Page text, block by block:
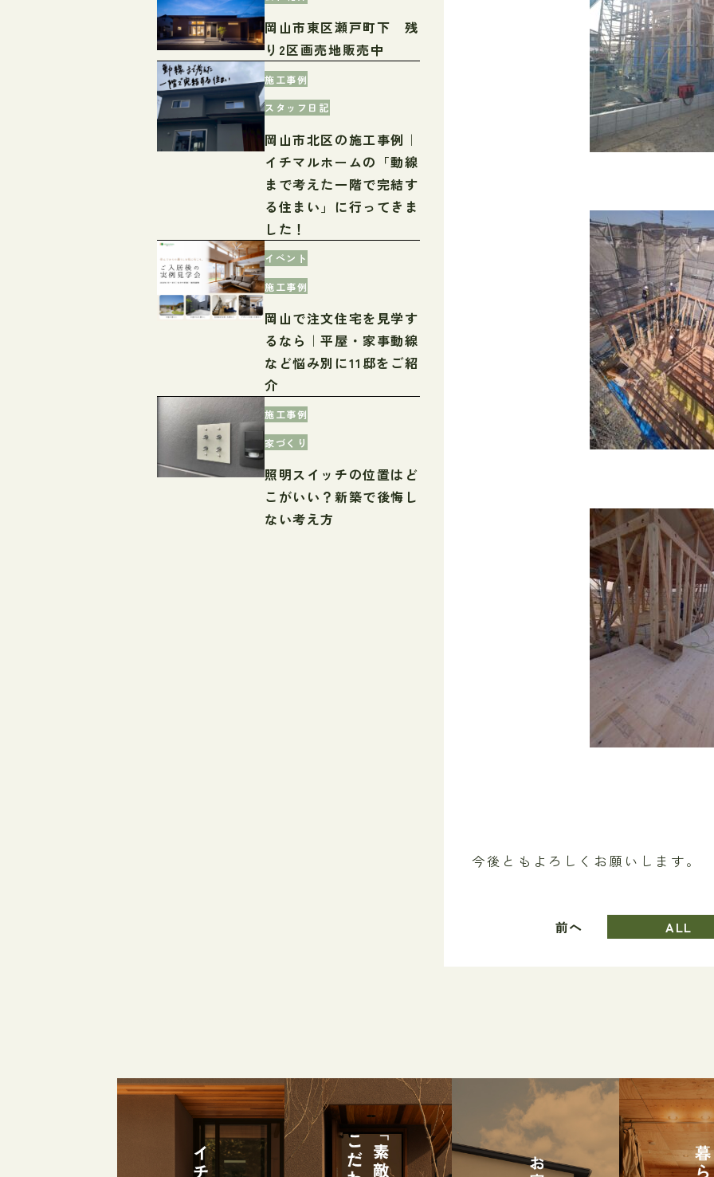
岡山市東区瀬戸町下 残
り2区画売地販売中
施工事例
スタッフ日記
岡山市北区の施工事例｜
イチマルホームの「動線
まで考えた一階で完結す
る住まい」に行ってきま
した！
イベント
施工事例
岡山で注文住宅を見学す
るなら｜平屋・家事動線
など悩み別に11邸をご紹
介
施工事例
家づくり
照明スイッチの位置はど
こがいい？新築で後悔し
ない考え方
今後ともよろしくお願いします。
前へ ALL